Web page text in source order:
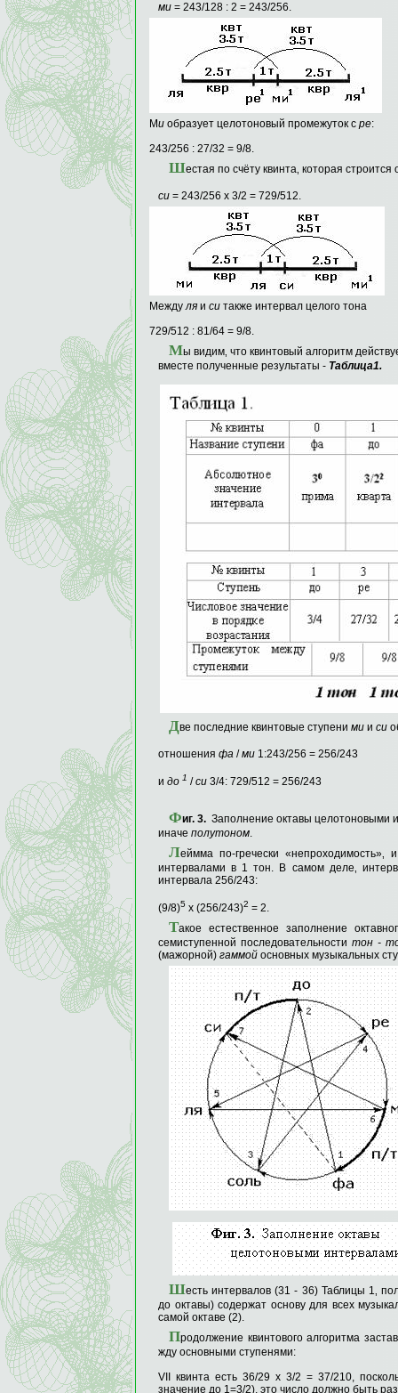
ми = 243/128 : 2 = 243/256.
Ми образует целотоновый промежуток с ре:
243/256 : 27/32 = 9/8.
Шестая по счёту квинта‚ которая
си = 243/256 х 3/2 = 729/512.
Междуля и си также интервал целого тона
729/512 : 81/64 = 9/8.
Мы видим‚ что квинтовый алгоритм
вместе полученные результаты - Таблица1.
Две последние квинтовые ступени ми и си
отношения фа /ми 1:243/256 = 256/243
и до 1 /си 3/4: 729/512 = 256/243
Фиг. 3. Заполнение октавы целотоновыми
иначе полутоном.
Леймма по-гречески «непроходимость»‚
интервалами в 1 тон. В самом деле‚
интервала 256/243:
(9/8)5 х (256/243)2 = 2.
Такое естественное заполнение
семиступенной по­следовательности тон-
(мажор­ной) гаммой основных музыкальных
Шесть интервалов (31 - 36) Таблицы 1‚
до октавы) содержат основу для всех
самой октаве (2).
Продолжение квинтового алгоритма
жду основными ступе­нями:
VII квинта есть 36/29 х 3/2 = 37/210,
значение до 1=3/2), это число должно быть